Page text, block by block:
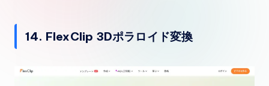
14. FlexClip 3Dポラロイド変換